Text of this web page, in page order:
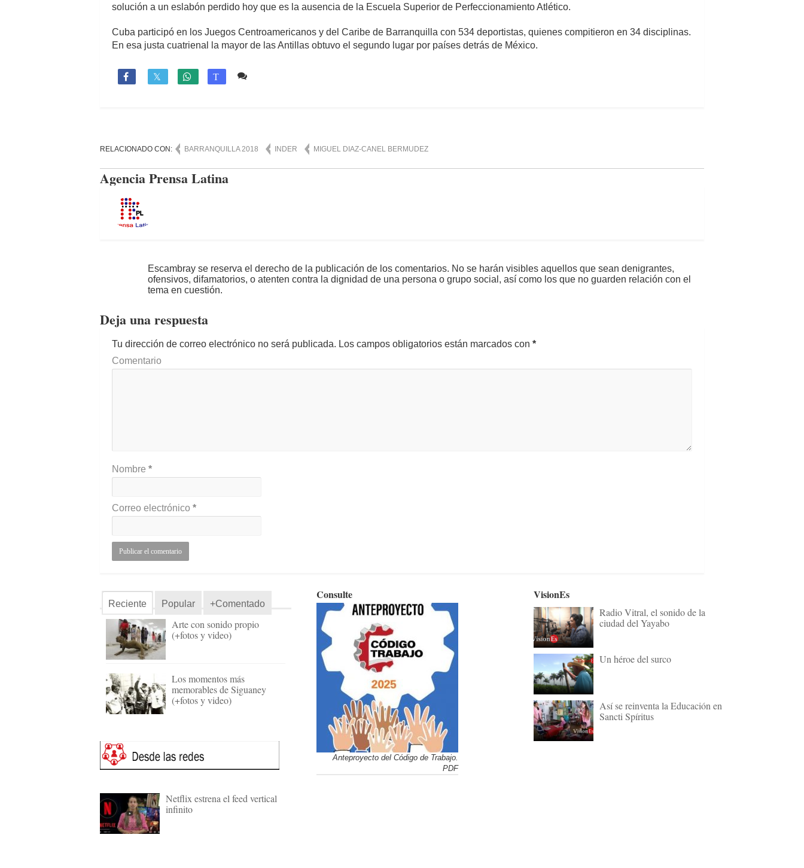
solución a un eslabón perdido hoy que es la ausencia de la Escuela Superior de Perfeccionamiento Atlético.
Cuba participó en los Juegos Centroamericanos y del Caribe de Barranquilla con 534 deportistas, quienes compitieron en 34 disciplinas.
En esa justa cuatrienal la mayor de las Antillas obtuvo el segundo lugar por países detrás de México.
 T
RELACIONADO CON: BARRANQUILLA 2018 INDER MIGUEL DIAZ-CANEL BERMUDEZ
Agencia Prensa Latina
Escambray se reserva el derecho de la publicación de los comentarios. No se harán visibles aquellos que sean denigrantes,
ofensivos, difamatorios, o atenten contra la dignidad de una persona o grupo social, así como los que no guarden relación con el
tema en cuestión.
Deja una respuesta
Tu dirección de correo electrónico no será publicada. Los campos obligatorios están marcados con *
Comentario
Nombre *
Correo electrónico *
Reciente Popular +Comentado
Arte con sonido propio
(+fotos y video)
Los momentos más
memorables de Siguaney
(+fotos y video)
Netflix estrena el feed vertical
infinito
Consulte
Anteproyecto del Código de Trabajo.
PDF
VisionEs
Radio Vitral, el sonido de la
ciudad del Yayabo
Un héroe del surco
Así se reinventa la Educación en
Sancti Spíritus